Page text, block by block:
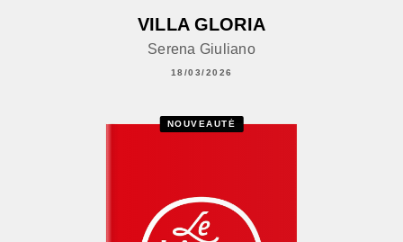
VILLA GLORIA
Serena Giuliano
18/03/2026
NOUVEAUTÉ